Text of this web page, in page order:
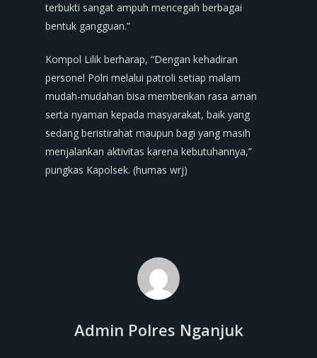
terbukti sangat ampuh mencegah berbagai
bentuk gangguan.”
Kompol Lilik berharap, “Dengan kehadiran
personel Polri melalui patroli setiap malam
mudah-mudahan bisa memberikan rasa aman
serta nyaman kepada masyarakat, baik yang
sedang beristirahat maupun bagi yang masih
menjalankan aktivitas karena kebutuhannya,”
pungkas Kapolsek. (humas wrj)
Admin Polres Nganjuk